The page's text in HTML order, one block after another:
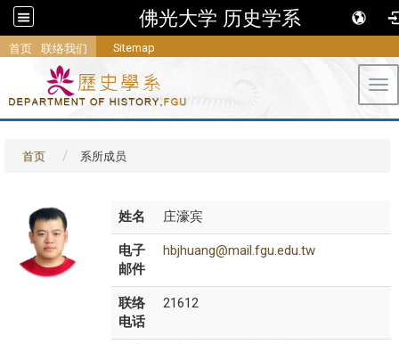
佛光大学 历史学系
首页 联络我们 Sitemap
首页 系所成员
姓名 庄濠宾
电子
邮件
hbjhuang@mail.fgu.edu.tw
联络
电话
21612